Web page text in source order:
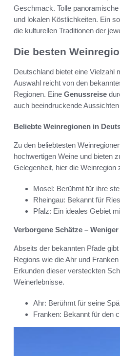
Geschmack. Tolle
und lokalen Köstlichkeiten. Ein
die kulturellen Traditionen der
Die besten
Deutschland bietet eine Vielzahl
Auswahl reicht von den
Regionen. Eine Genussreise
auch beeindruckende
Beliebte Weinregionen in
Zu den beliebtesten
hochwertigen Weine und bieten
Gelegenheit, hier die
Mosel: Berühmt für ihre
Rheingau: Bekannt für
Pfalz: Ein ideales Gebiet
Verborgene Schätze –
Abseits der bekannten Pfade
Regions wie die Ahr und
Erkunden dieser versteckten
Weinerlebnisse.
Ahr: Berühmt für seine
Franken: Bekannt für den